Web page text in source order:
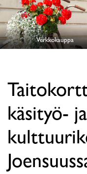
Verkkokauppa
käsityö- ja